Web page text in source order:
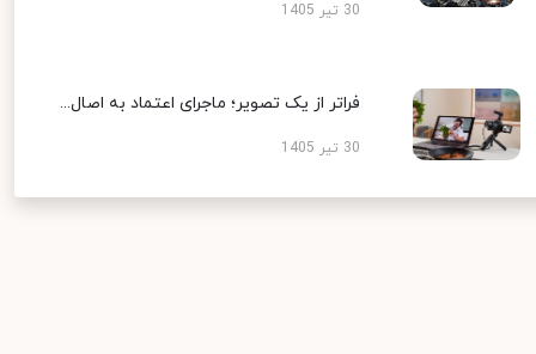
30 تیر 1405
فراتر از یک تصویر؛ ماجرای اعتماد به اصال...
30 تیر 1405